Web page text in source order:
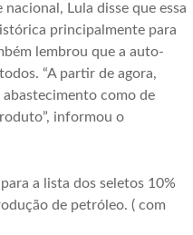
Lula disse que essa
principalmente para
lembrou que a auto-
“A partir de agora,
como de
informou o
a lista dos seletos 10%
de petróleo. ( com